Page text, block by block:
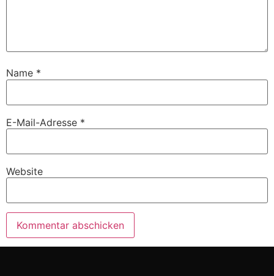
Name *
E-Mail-Adresse *
Website